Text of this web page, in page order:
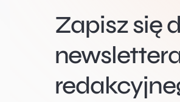
Zapisz się